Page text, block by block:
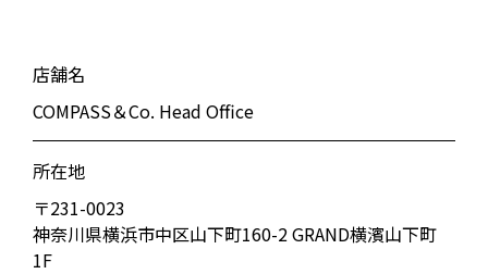
店舗名
COMPASS＆Co. Head Office
所在地
〒231-0023
神奈川県横浜市中区山下町160-2 GRAND横濱山下町
1F